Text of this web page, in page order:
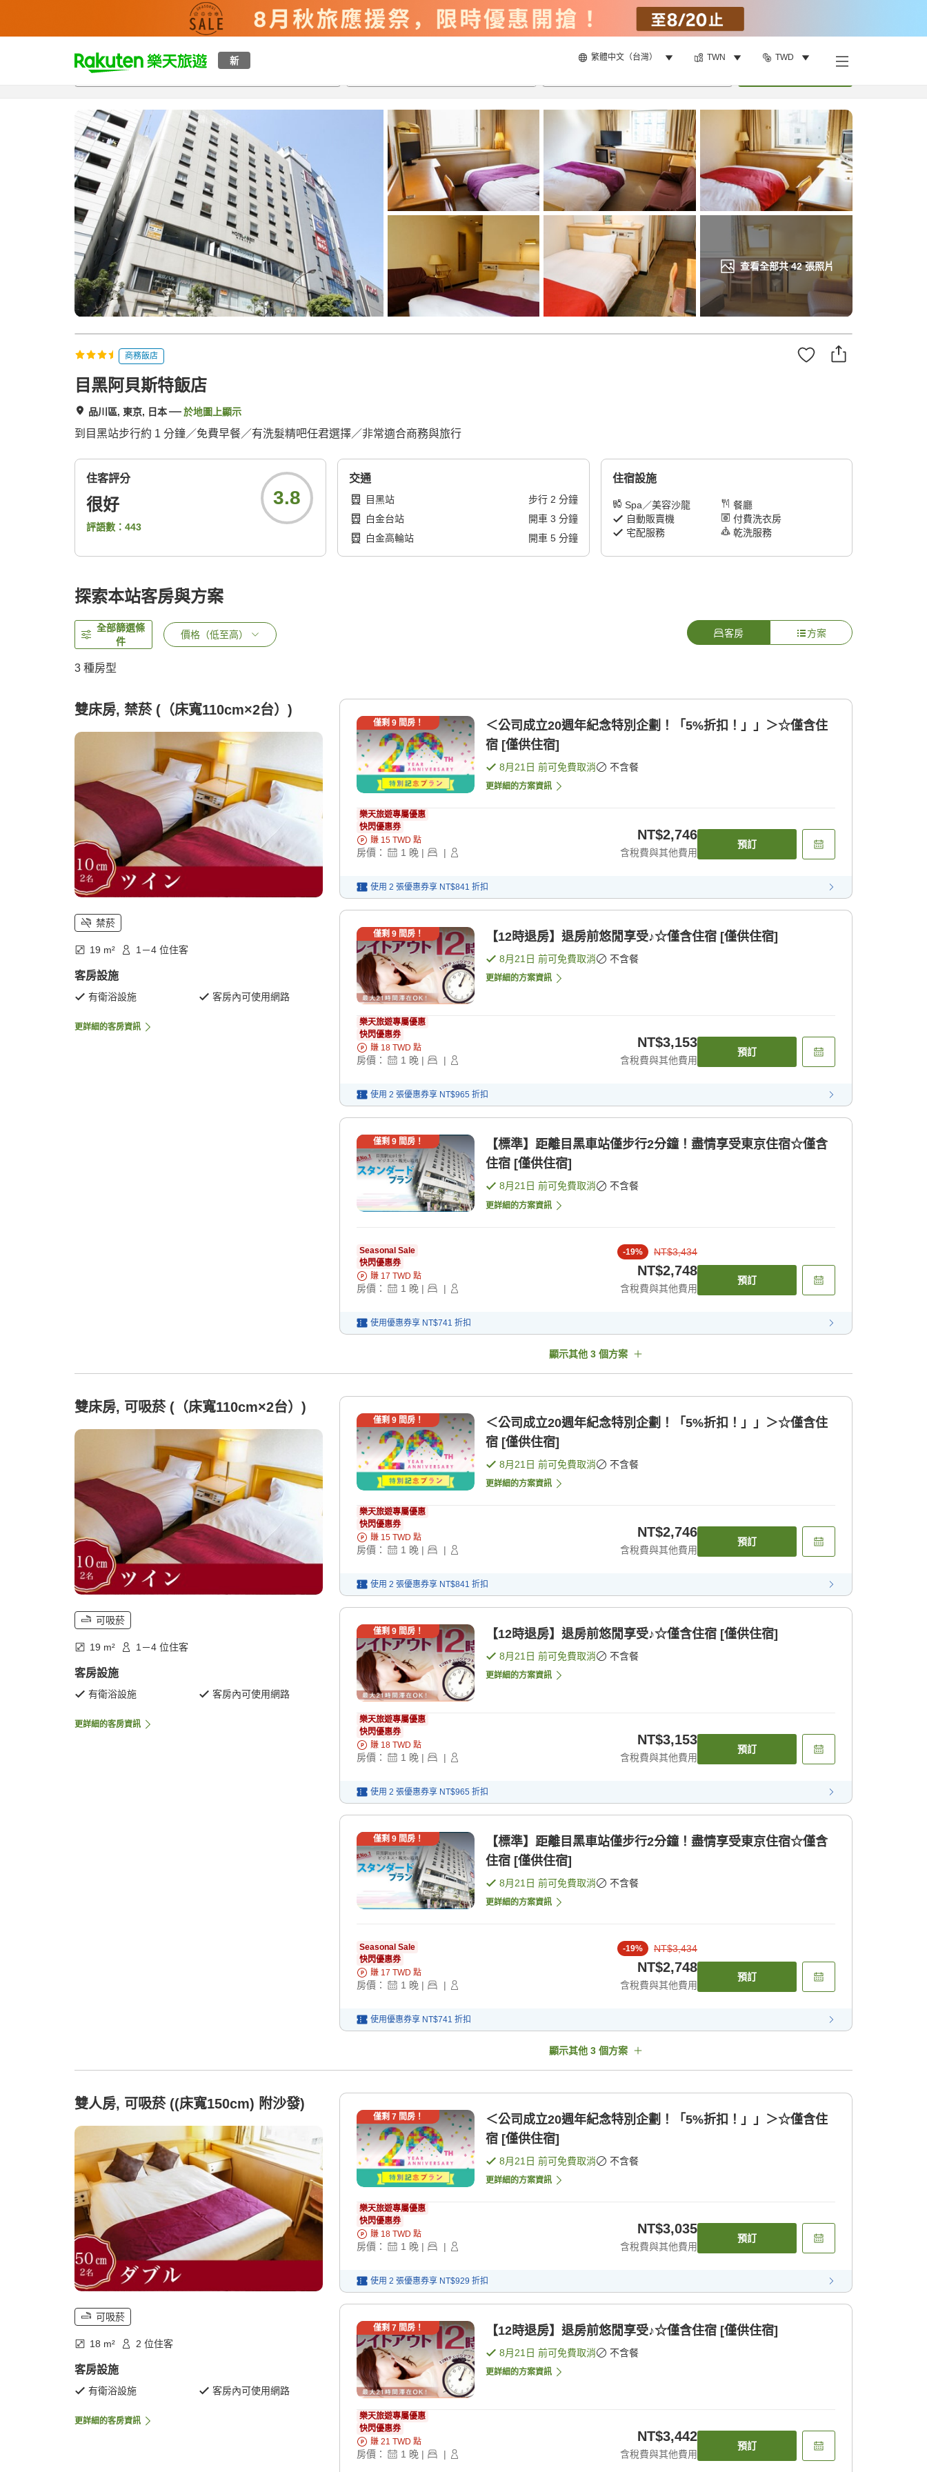
新 繁體中文（台灣） TWN TWD
t
p
a
e
_
s
e
a
r
c
h
查看全部共42張照片
總覽客房與方案評語設施
商務飯店
目黑阿貝斯特飯店
品川區, 東京, 日本 於地圖上顯示
到目黑站步行約 1 分鐘／免費早餐／有洗髮精吧任君選擇／非常適合商務與旅行
住客評分
很好
評語數： 443
3.8
交通
目黑站 步行 2 分鐘
白金台站
開車 3 分鐘
白金高輪站
開車 5分鐘
住宿設施
Spa／美容沙龍
餐廳
自動販賣機
付費洗衣房
宅配服務
乾洗服務
探索本站客房與方案
全部篩選條
件
價格（低至高） 客房 方案
3 種房型
雙床房, 禁菸 (（床寬110cm×2台）)
禁菸
19 m² 1－4 位住客
客房設施
有衛浴設施 客房內可使用網路
更詳細的客房資訊
僅剩 9間房！
＜公司成立20週年紀念特別企劃！「5%折扣！」」＞☆僅含住
宿 [僅供住宿]
8月21日 前可免費取消 不含餐
更詳細的方案資訊
樂天旅遊專屬優惠
快閃優惠券
賺 15 TWD 點
房價： 1 晚 | |
NT$2,746
含稅費與其他費用
預訂
使用 2 張優惠券享 NT$841 折扣
僅剩 9間房！ 【12時退房】退房前悠閒享受♪☆僅含住宿 [僅供住宿]
8月21日 前可免費取消 不含餐
更詳細的方案資訊
樂天旅遊專屬優惠
快閃優惠券
賺 18 TWD 點
房價： 1 晚 | |
NT$3,153
含稅費與其他費用
預訂
使用 2 張優惠券享 NT$965 折扣
僅剩 9間房！
【標準】距離目黑車站僅步行2分鐘！盡情享受東京住宿☆僅含
住宿 [僅供住宿]
8月21日 前可免費取消 不含餐
更詳細的方案資訊
Seasonal Sale
快閃優惠券
賺 17 TWD 點
房價： 1 晚 | |
-19% NT$3,434
NT$2,748
含稅費與其他費用
預訂
使用優惠券享 NT$741 折扣
顯示其他 3 個方案
雙床房, 可吸菸 (（床寬110cm×2台）)
可吸菸
19 m² 1－4 位住客
客房設施
有衛浴設施 客房內可使用網路
更詳細的客房資訊
僅剩 9間房！
＜公司成立20週年紀念特別企劃！「5%折扣！」」＞☆僅含住
宿 [僅供住宿]
8月21日 前可免費取消 不含餐
更詳細的方案資訊
樂天旅遊專屬優惠
快閃優惠券
賺 15 TWD 點
房價： 1 晚 | |
NT$2,746
含稅費與其他費用
預訂
使用 2 張優惠券享 NT$841 折扣
僅剩 9間房！ 【12時退房】退房前悠閒享受♪☆僅含住宿 [僅供住宿]
8月21日 前可免費取消 不含餐
更詳細的方案資訊
樂天旅遊專屬優惠
快閃優惠券
賺 18 TWD 點
房價： 1 晚 | |
NT$3,153
含稅費與其他費用
預訂
使用 2 張優惠券享 NT$965 折扣
僅剩 9間房！
【標準】距離目黑車站僅步行2分鐘！盡情享受東京住宿☆僅含
住宿 [僅供住宿]
8月21日 前可免費取消 不含餐
更詳細的方案資訊
Seasonal Sale
快閃優惠券
賺 17 TWD 點
房價： 1 晚 | |
-19% NT$3,434
NT$2,748
含稅費與其他費用
預訂
使用優惠券享 NT$741 折扣
顯示其他 3 個方案
雙人房, 可吸菸 ((床寬150cm) 附沙發)
可吸菸
18 m² 2 位住客
客房設施
有衛浴設施 客房內可使用網路
更詳細的客房資訊
僅剩 7間房！
＜公司成立20週年紀念特別企劃！「5%折扣！」」＞☆僅含住
宿 [僅供住宿]
8月21日 前可免費取消 不含餐
更詳細的方案資訊
樂天旅遊專屬優惠
快閃優惠券
賺 18 TWD 點
房價： 1 晚 | |
NT$3,035
含稅費與其他費用
預訂
使用 2 張優惠券享 NT$929 折扣
僅剩 7間房！ 【12時退房】退房前悠閒享受♪☆僅含住宿 [僅供住宿]
8月21日 前可免費取消 不含餐
更詳細的方案資訊
樂天旅遊專屬優惠
快閃優惠券
賺 21 TWD 點
房價： 1 晚 | |
NT$3,442
含稅費與其他費用
預訂